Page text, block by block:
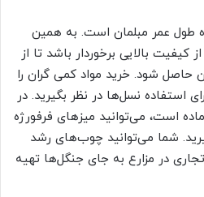
طول عمر مبلمان است. به همین
کیفیت بالایی برخوردار باشد تا از
حاصل شود. خرید مواد کمی گران را
استفاده نسل‌ها در نظر بگیرید. در
است، می‌توانید میزهای فرفورژه
شما می‌توانید چوب‌های رشد
تجاری در مزارع به جای جنگل‌ها تهیه